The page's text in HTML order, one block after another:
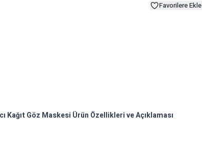
Favorilere Ekle
Göz Maskesi Ürün Özellikleri ve Açıklaması